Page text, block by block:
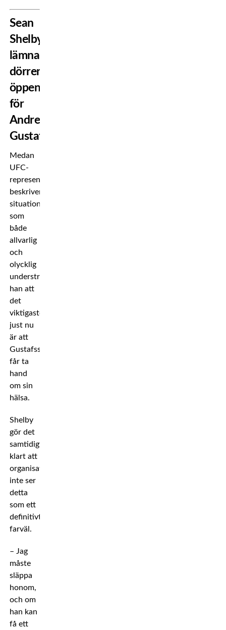
Sean
Shelby
lämnar
dörren
öppen
för
Andreas
Gustafsson
Medan
UFC-
representanten
beskriver
situationen
som
både
allvarlig
och
olycklig
understryker
han att
det
viktigaste
just nu
är att
Gustafsson
får ta
hand
om sin
hälsa.
Shelby
gör det
samtidigt
klart att
organisationen
inte ser
detta
som ett
definitivt
farväl.
– Jag
måste
släppa
honom,
och om
han kan
få ett